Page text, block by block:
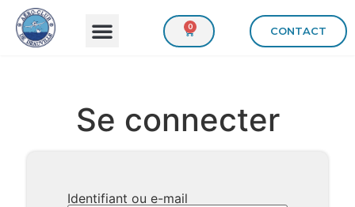
0 CONTACT
Se connecter
Identifiant ou e-mail